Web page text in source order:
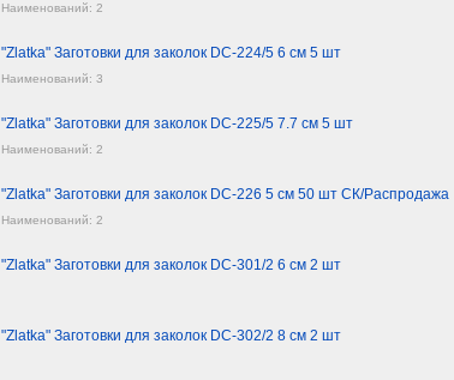
Наименований: 2
"Zlatka" Заготовки для заколок DC-224/5 6 см 5 шт
Наименований: 3
"Zlatka" Заготовки для заколок DC-225/5 7.7 см 5 шт
Наименований: 2
"Zlatka" Заготовки для заколок DC-226 5 см 50 шт СК/Распродажа
Наименований: 2
"Zlatka" Заготовки для заколок DC-301/2 6 см 2 шт
"Zlatka" Заготовки для заколок DC-302/2 8 см 2 шт